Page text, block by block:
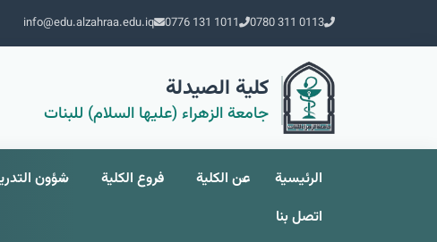
0780 311 0113
0776 131 1011
info@edu.alzahraa.edu.iq
كلية الصيدلة
جامعة الزهراء (عليها السلام) للبنات
الرئيسية عن الكلية فروع الكلية شؤون
اتصل بنا